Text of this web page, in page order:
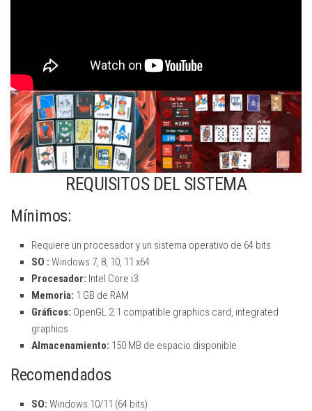
REQUISITOS DEL SISTEMA
Mínimos:
Requiere un procesador y un sistema operativo de 64 bits
SO : Windows 7, 8, 10, 11 x64
Procesador: Intel Core i3
Memoria: 1 GB de RAM
Gráficos: OpenGL 2.1 compatible graphics card, integrated
graphics
Almacenamiento: 150 MB de espacio disponible
Recomendados
SO: Windows 10/11 (64 bits)